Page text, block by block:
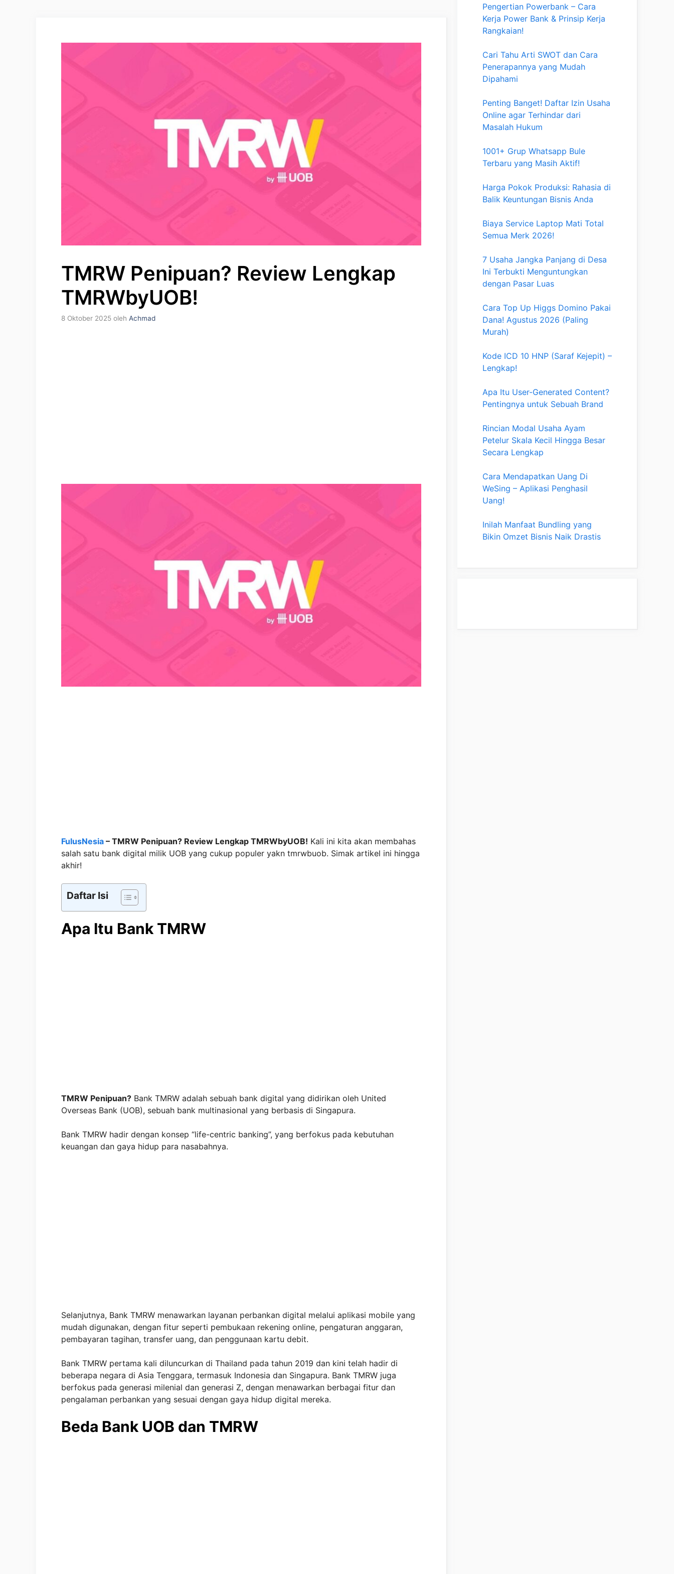
TMRW Penipuan? Review Lengkap
TMRWbyUOB!
8 Oktober 2025 oleh Achmad
FulusNesia – TMRW Penipuan? Review Lengkap TMRWbyUOB! Kali ini kita akan membahas
salah satu bank digital milik UOB yang cukup populer yakn tmrwbuob. Simak artikel ini hingga
akhir!
Daftar Isi
Apa Itu Bank TMRW
TMRW Penipuan? Bank TMRW adalah sebuah bank digital yang didirikan oleh United
Overseas Bank (UOB), sebuah bank multinasional yang berbasis di Singapura.
Bank TMRW hadir dengan konsep “life-centric banking”, yang berfokus pada kebutuhan
keuangan dan gaya hidup para nasabahnya.
Selanjutnya, Bank TMRW menawarkan layanan perbankan digital melalui aplikasi mobile yang
mudah digunakan, dengan fitur seperti pembukaan rekening online, pengaturan anggaran,
pembayaran tagihan, transfer uang, dan penggunaan kartu debit.
Bank TMRW pertama kali diluncurkan di Thailand pada tahun 2019 dan kini telah hadir di
beberapa negara di Asia Tenggara, termasuk Indonesia dan Singapura. Bank TMRW juga
berfokus pada generasi milenial dan generasi Z, dengan menawarkan berbagai fitur dan
pengalaman perbankan yang sesuai dengan gaya hidup digital mereka.
Beda Bank UOB dan TMRW
Pengertian Powerbank – Cara
Kerja Power Bank & Prinsip Kerja
Rangkaian!
Cari Tahu Arti SWOT dan Cara
Penerapannya yang Mudah
Dipahami
Penting Banget! Daftar Izin Usaha
Online agar Terhindar dari
Masalah Hukum
1001+ Grup Whatsapp Bule
Terbaru yang Masih Aktif!
Harga Pokok Produksi: Rahasia di
Balik Keuntungan Bisnis Anda
Biaya Service Laptop Mati Total
Semua Merk 2026!
7 Usaha Jangka Panjang di Desa
Ini Terbukti Menguntungkan
dengan Pasar Luas
Cara Top Up Higgs Domino Pakai
Dana! Agustus 2026 (Paling
Murah)
Kode ICD 10 HNP (Saraf Kejepit) –
Lengkap!
Apa Itu User-Generated Content?
Pentingnya untuk Sebuah Brand
Rincian Modal Usaha Ayam
Petelur Skala Kecil Hingga Besar
Secara Lengkap
Cara Mendapatkan Uang Di
WeSing – Aplikasi Penghasil
Uang!
Inilah Manfaat Bundling yang
Bikin Omzet Bisnis Naik Drastis